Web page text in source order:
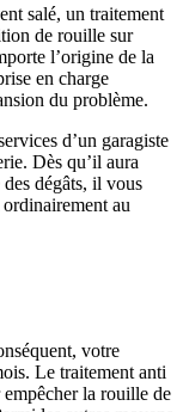
salé, un traitement
de rouille sur
l’origine de la
en charge
du problème.
d’un garagiste
Dès qu’il aura
dégâts, il vous
au
votre
Le traitement anti
la rouille de